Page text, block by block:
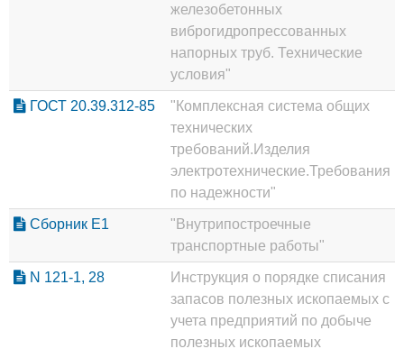
железобетонных
виброгидропрессованных
напорных труб. Технические
условия"
ГОСТ 20.39.312-85
"Комплексная система общих
технических
требований.Изделия
электротехнические.Требования
по надежности"
Сборник Е1
"Внутрипостроечные
транспортные работы"
N 121-1, 28
Инструкция о порядке списания
запасов полезных ископаемых с
учета предприятий по добыче
полезных ископаемых